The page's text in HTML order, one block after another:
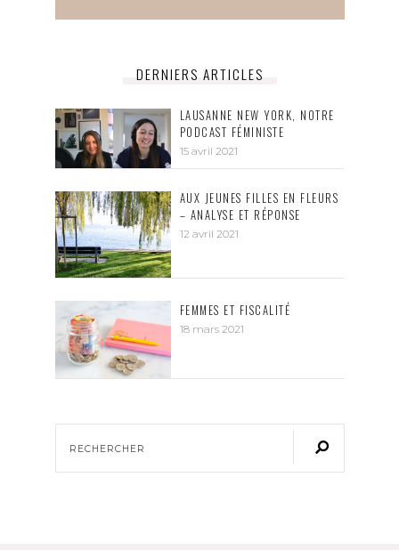
DERNIERS ARTICLES
LAUSANNE NEW YORK, NOTRE
PODCAST FÉMINISTE
15 avril 2021
AUX JEUNES FILLES EN FLEURS
– ANALYSE ET RÉPONSE
12 avril 2021
FEMMES ET FISCALITÉ
18 mars 2021